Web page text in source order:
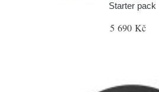
Starter pack
5 690 Kč